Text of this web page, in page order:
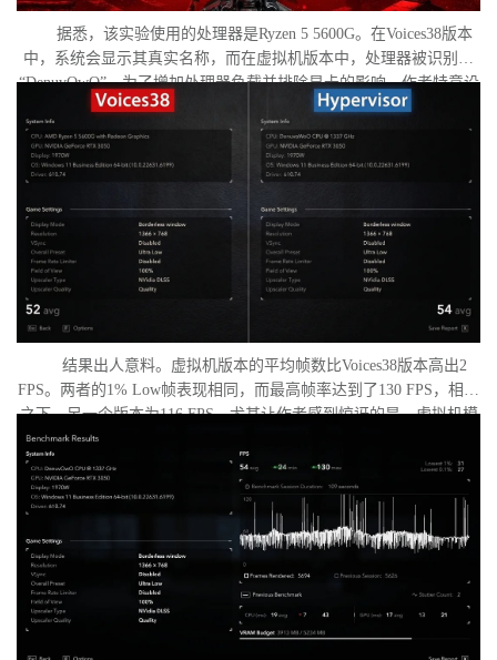
据悉，该实验使用的处理器是Ryzen 5 5600G。在Voices38版本
中，系统会显示其真实名称，而在虚拟机版本中，处理器被识别为
“DenuvOwO”。为了增加处理器负载并排除显卡的影响，作者特意设
置了低分辨率，并将所有图形设置调至“极低”模式。两项测试均在相
同条件下进行：内存完整性和基于虚拟化的安全性（VBS）均已关
闭，并且两轮测试之间电脑甚至没有重启。
结果出人意料。虚拟机版本的平均帧数比Voices38版本高出2
FPS。两者的1% Low帧表现相同，而最高帧率达到了130 FPS，相比
之下，另一个版本为116 FPS。尤其让作者感到惊讶的是，虚拟机模
式下的优化竟如此之好。从理论上讲，额外的虚拟化层应该会给处
理器带来负担并降低性能，但实际上并没有发生这种情况。